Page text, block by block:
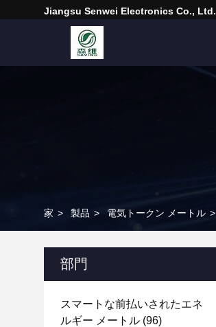
Jiangsu Senwei Electronics Co., Ltd.
家 > 製品 > 電気トークン メートル >
部門
スマートな前払いされたエネ
ルギー メートル (96)